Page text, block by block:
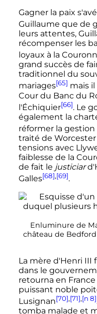
Gagner la paix
Guillaume que de
leurs attentes,
récompenser les
loyaux à la
grand succès de
traditionnel du
mariages[65] mais
Cour du Banc du
l'Échiquier[66]. Le
également la
réformer la
traité de
tensions avec
faiblesse de la
de fait le justiciard'
Galles[68],[69].
Enluminure de
château de
La mère d'Henri III
dans le
retourna en France
puissant noble
Lusignan[70],[71],[n 8]
tomba malade et